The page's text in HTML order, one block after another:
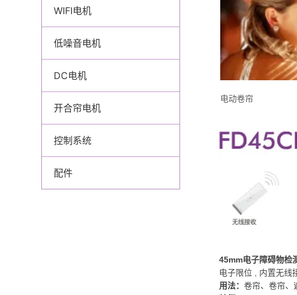
WIFI电机
低噪音电机
DC电机
开合帘电机
控制系统
配件